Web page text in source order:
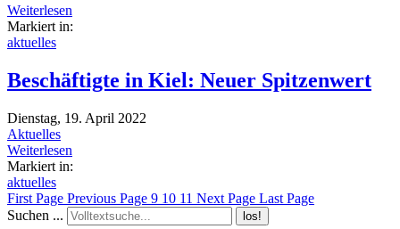
Weiterlesen
Markiert in:
aktuelles
Beschäftigte in Kiel: Neuer Spitzenwert
Dienstag, 19. April 2022
Aktuelles
Weiterlesen
Markiert in:
aktuelles
First Page Previous Page 9 10 11 Next Page Last Page
Suchen ...
los!